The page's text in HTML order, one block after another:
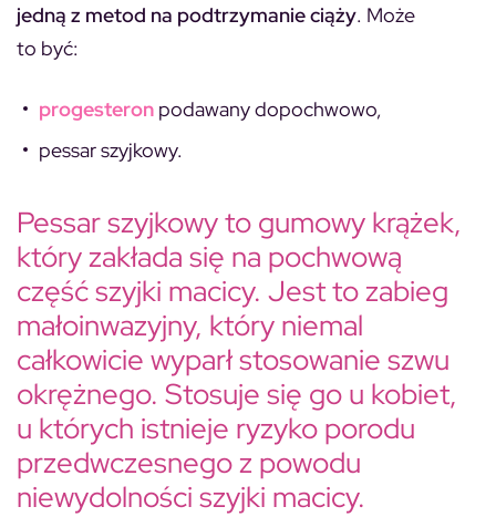
jedną z metod na podtrzymanie ciąży. Może
to być:
progesteron podawany dopochwowo,
pessar szyjkowy.
Pessar szyjkowy to gumowy krążek,
który zakłada się na pochwową
część szyjki macicy. Jest to zabieg
małoinwazyjny, który niemal
całkowicie wyparł stosowanie szwu
okrężnego. Stosuje się go u kobiet,
u których istnieje ryzyko porodu
przedwczesnego z powodu
niewydolności szyjki macicy.